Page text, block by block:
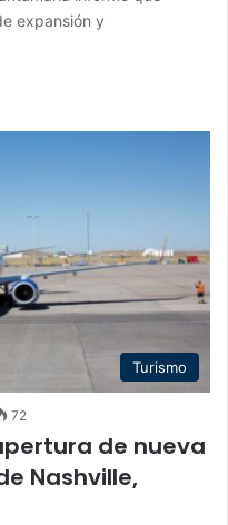
expansión y
Turismo
72
de nueva
Nashville,